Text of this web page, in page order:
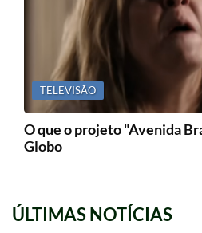
TELEVISÃO
O que o projeto "Avenida
Globo
ÚLTIMAS NOTÍCIAS